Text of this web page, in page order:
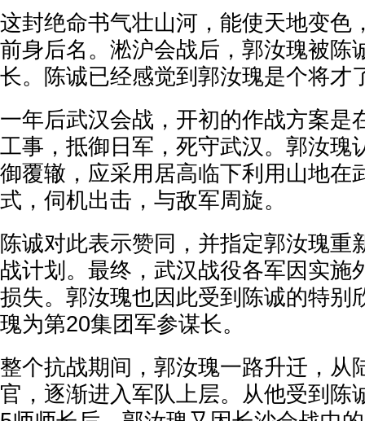
这封绝命书气壮山河，能使天地变色
前身后名。淞沪会战后，郭汝瑰被陈
长。陈诚已经感觉到郭汝瑰是个将才
一年后武汉会战，开初的作战方案是
工事，抵御日军，死守武汉。郭汝瑰
御覆辙，应采用居高临下利用山地在
式，伺机出击，与敌军周旋。
陈诚对此表示赞同，并指定郭汝瑰重
战计划。最终，武汉战役各军因实施
损失。郭汝瑰也因此受到陈诚的特别
瑰为第20集团军参谋长。
整个抗战期间，郭汝瑰一路升迁，从
官，逐渐进入军队上层。从他受到陈